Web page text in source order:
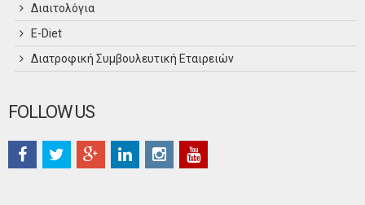
Διαιτολόγια
Ε-Diet
Διατροφική Συμβουλευτική Εταιρειών
FOLLOW US